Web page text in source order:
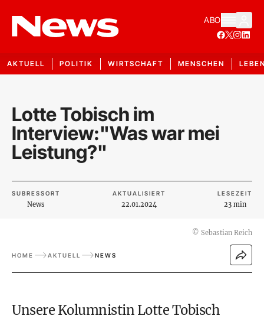
ABO
AKTUELL POLITIK WIRTSCHAFT MENSCHEN
Lotte Tobisch im
Interview:"Was war mei
Leistung?"
SUBRESSORT
News
AKTUALISIERT
22.01.2024
LESEZEIT
23 min
© Sebastian Reich
HOME AKTUELL NEWS
Unsere Kolumnistin Lotte Tobisch